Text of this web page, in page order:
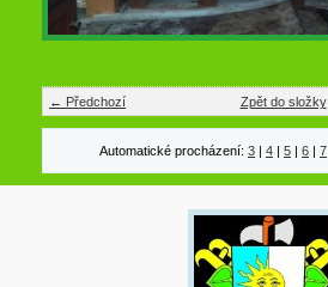
← Předchozí Zpět do složky
Automatické procházení: 3 | 4 | 5 | 6 | 7